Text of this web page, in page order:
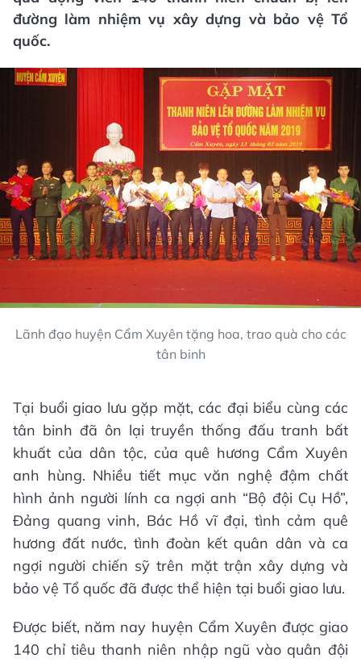
đường làm nhiệm vụ xây dựng và bảo vệ Tổ
quốc.
Lãnh đạo huyện Cẩm Xuyên tặng hoa, trao quà cho các
tân binh
Tại buổi giao lưu gặp mặt, các đại biểu cùng các
tân binh đã ôn lại truyền thống đấu tranh bất
khuất của dân tộc, của quê hương Cẩm Xuyên
anh hùng. Nhiều tiết mục văn nghệ đậm chất
hình ảnh người lính ca ngợi anh “Bộ đội Cụ Hồ”,
Đảng quang vinh, Bác Hồ vĩ đại, tình cảm quê
hương đất nước, tình đoàn kết quân dân và ca
ngợi người chiến sỹ trên mặt trận xây dựng và
bảo vệ Tổ quốc đã được thể hiện tại buổi giao lưu.
Được biết, năm nay huyện Cẩm Xuyên được giao
140 chỉ tiêu thanh niên nhập ngũ vào quân đội